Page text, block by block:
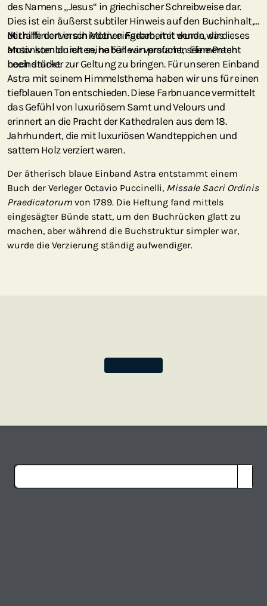
des Namens „Jesus“ in griechischer Schreibweise dar.
Dies ist ein äußerst subtiler Hinweis auf den Buchinhalt,
der raffiniert in ein Motiv eingearbeitet wurde, das
ansonsten durch seine Fülle an profanen Elementen
beeindruckt.
Mithilfe der verschiedenen Farben, mit denen wir dieses
Motiv kombinierten, haben wir versucht, seine Pracht
noch stärker zur Geltung zu bringen. Für unseren Einband
Astra mit seinem Himmelsthema haben wir uns für einen
tiefblauen Ton entschieden. Diese Farbnuance vermittelt
das Gefühl von luxuriösem Samt und Velours und
erinnert an die Pracht der Kathedralen aus dem 18.
Jahrhundert, die mit luxuriösen Wandteppichen und
sattem Holz verziert waren.
Der ätherisch blaue Einband Astra entstammt einem
Buch der Verleger Octavio Puccinelli, Missale Sacri Ordinis
Praedicatorum von 1789. Die Heftung fand mittels
eingesägter Bünde statt, um den Buchrücken glatt zu
machen, aber während die Buchstruktur simpler war,
wurde die Verzierung ständig aufwendiger.